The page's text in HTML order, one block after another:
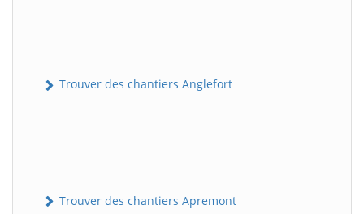
Trouver des chantiers Anglefort
Trouver des chantiers Apremont